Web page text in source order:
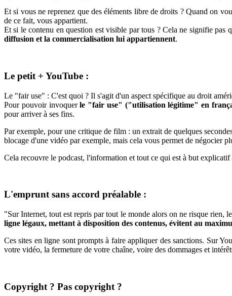
Et si vous ne reprenez que des éléments libre de droits ? Quand on
de ce fait, vous appartient.
Et si le contenu en question est visible par tous ? Cela ne signifie
diffusion et la commercialisation lui appartiennent.
Le petit + YouTube :
Le "fair use" : C'est quoi ? Il s'agit d'un aspect spécifique au droit
Pour pouvoir invoquerle "fair use" ("utilisation légitime" en
pour arriver à ses fins.
Par exemple, pour une critique de film : un extrait de quelques
blocage d'une vidéo par exemple, mais cela vous permet de négocier
Cela recouvre le podcast, l'information et tout ce qui est à but
L'emprunt sans accord préalable :
"Sur Internet, tout est repris par tout le monde alors on ne risque
ligne légaux, mettant à disposition des contenus, évitent au
Ces sites en ligne sont prompts à faire appliquer des sanctions. Sur
votre vidéo, la fermeture de votre chaîne, voire des dommages et
Copyright ? Pas copyright ?